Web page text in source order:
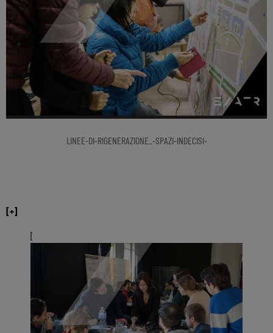
LINEE-DI-RIGENERAZIONE_-SPAZI-INDECISI-
[+]